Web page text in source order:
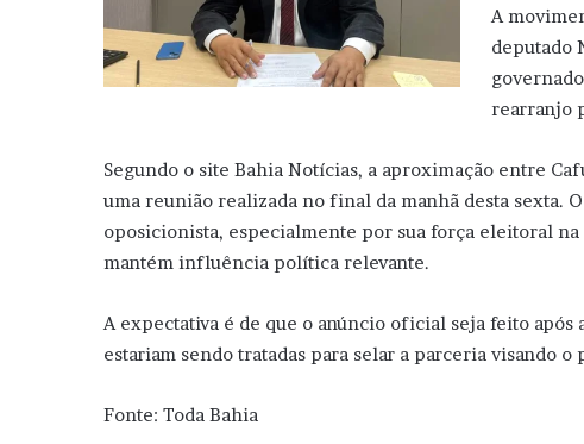
A
deputado
rearranjo
Segundo o site Bahia Notícias, a aproximação entre
uma reunião realizada no final da manhã desta sexta.
oposicionista, especialmente por sua força eleitoral
mantém influência política relevante.
A expectativa é de que o anúncio oficial seja feito
estariam sendo tratadas para selar a parceria visando
Fonte: Toda Bahia